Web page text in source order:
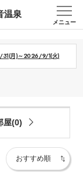
温泉
メニュー
月)～2026/9/1(火)
屋(0)